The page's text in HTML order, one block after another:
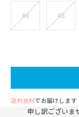
46 48
送料無料でお届けします
申し訳ございま